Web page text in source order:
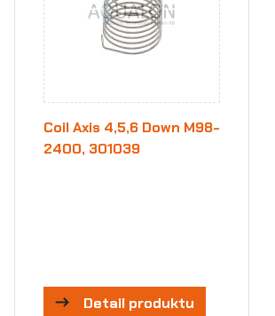
Coil Axis 4,5,6 Down M98-
2400, 301039
Detail produktu